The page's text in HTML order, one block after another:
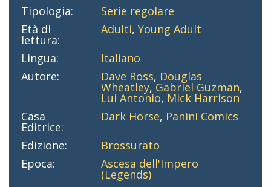
Tipologia:
Serie regolare
Età di
lettura:
Adulti,Young Adult
Lingua:
Italiano
Autore:
Dave Ross, Douglas
Wheatley, Gabriel Guzman,
Lui Antonio, Mick Harrison
Casa
Editrice:
Dark Horse, Panini Comics
Edizione:
Brossurato
Epoca:
Ascesa dell'Impero
(Legends)